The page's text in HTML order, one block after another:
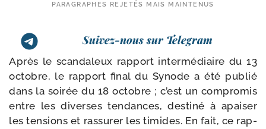
PARAGRAPHES REJETÉS MAIS MAINTENUS
Suivez-nous sur Telegram
Après le scan­da­leux rap­port inter­mé­diaire du 13
octobre, le rap­port final du Synode a été publié
dans la soi­rée du 18 octobre ; c’est un com­pro­mis
entre les diverses ten­dances, des­ti­né à apai­ser
les ten­sions et ras­su­rer les timides. En fait, ce rap­